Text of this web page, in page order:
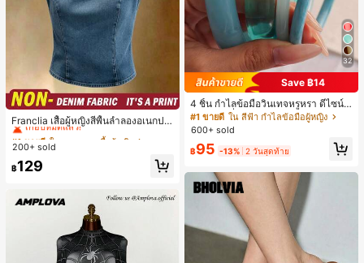
Franclia เสื้อผู้หญิงสีพื้นลำลองอเนกปร
ะสงค์สำหรับใส่ประจำวัน
#1 ขายดี ใน ธรรมดา เสื้อผู้หญิง
เกือบหมดแล้ว!
#1 ขายดี ใน ธรรมดา เสื้อผู้หญิง
เกือบหมดแล้ว!
#1 ขายดี ใน ธรรมดา เสื้อผู้หญิง
เกือบหมดแล้ว!
#1 ขายดี
200+ sold
฿129
32
Save ฿14
4 ชิ้น กำไลข้อมือวินเทจหรูหรา ดีไซน์มิ
นิมอลแฟชั่น เหมาะสำหรับใส่ในชีวิตปร
ะจำวัน อะคริลิก เหมาะสำหรับใส่ในชีวิ
รับผู้หญิง
#1 ขายดี ใน สีฟ้า กำไลข้อมือผู้หญิง
600+ sold
฿95 -13% 2 วันสุดท้าย